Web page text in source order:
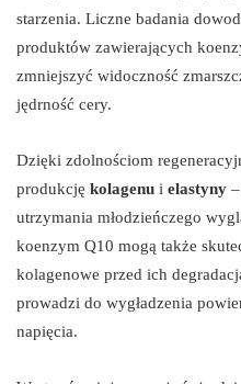
starzenia. Liczne badania
produktów zawierających
zmniejszyć widoczność
jędrność cery.
Dzięki zdolnościom
produkcję kolagenu i elastyny
utrzymania młodzieńczego
koenzym Q10 mogą także
kolagenowe przed ich
prowadzi do wygładzenia
napięcia.